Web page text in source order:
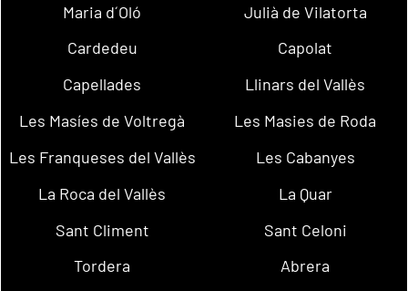
Maria d´Oló
Julià de Vilatorta
Cardedeu
Capolat
Capellades
Llinars del Vallès
Les Masíes de Voltregà
Les Masies de Roda
Les Franqueses del Vallès
Les Cabanyes
La Roca del Vallès
La Quar
Sant Climent
Sant Celoni
Tordera
Abrera